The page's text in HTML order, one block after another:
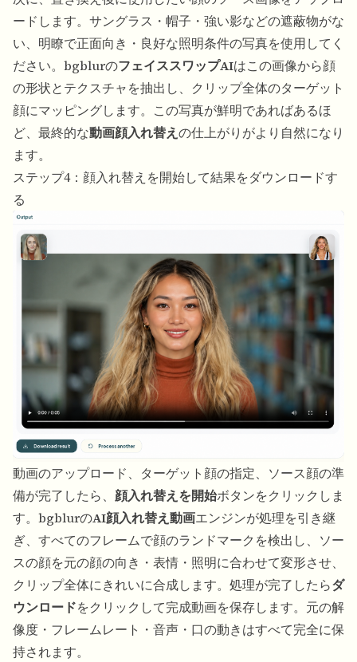
ードします。サングラス・帽子・強い影などの遮蔽物がな
い、明瞭で正面向き・良好な照明条件の写真を使用してく
ださい。bgblurのフェイススワップAIはこの画像から顔
の形状とテクスチャを抽出し、クリップ全体のターゲット
顔にマッピングします。この写真が鮮明であればあるほ
ど、最終的な動画顔入れ替えの仕上がりがより自然になり
ます。
ステップ4：顔入れ替えを開始して結果をダウンロードす
る
動画のアップロード、ターゲット顔の指定、ソース顔の準
備が完了したら、 顔入れ替えを開始ボタンをクリックしま
す。bgblurのAI顔入れ替え動画エンジンが処理を引き継
ぎ、すべてのフレームで顔のランドマークを検出し、ソー
スの顔を元の顔の向き・表情・照明に合わせて変形させ、
クリップ全体にきれいに合成します。処理が完了したらダ
ウンロードをクリックして完成動画を保存します。元の解
像度・フレームレート・音声・口の動きはすべて完全に保
持されます。